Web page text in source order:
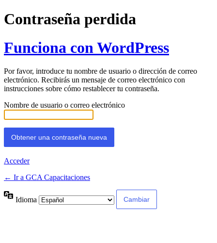
Contraseña perdida
Funciona con WordPress
Por favor, introduce tu nombre de usuario o dirección de correo
electrónico. Recibirás un mensaje de correo electrónico con
instrucciones sobre cómo restablecer tu contraseña.
Nombre de usuario o correo electrónico
Acceder
← Ir a GCA Capacitaciones
Idioma